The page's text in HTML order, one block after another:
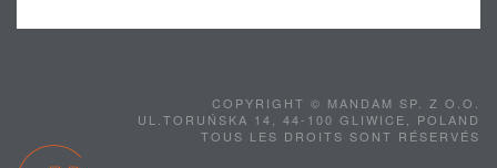
COPYRIGHT © MANDAM SP. Z O.O.
UL.TORUŃSKA 14, 44-100 GLIWICE, POLAND
TOUS LES DROITS SONT RÉSERVÉS